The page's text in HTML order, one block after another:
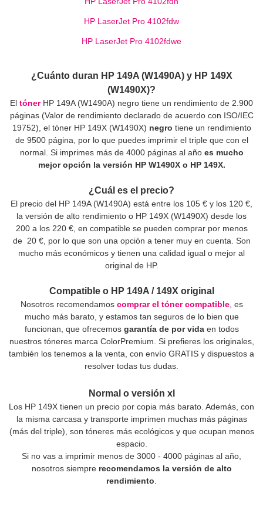
HP LaserJet Pro 4102fdw
HP LaserJet Pro 4102fdwe
¿Cuánto duran HP 149A (W1490A) y HP 149X
(W1490X)?
El tónerHP 149A (W1490A) negro tiene un rendimiento de 2.900
páginas (Valor de rendimiento declarado de acuerdo con ISO/IEC
19752), el tóner HP 149X (W1490X) negro tiene un rendimiento
de 9500 página, por lo que puedes imprimir el triple que con el
normal. Si imprimes más de 4000 páginas al año es mucho
mejor opción la versión HP W1490X o HP 149X.
¿Cuál es el precio?
El precio del HP 149A (W1490A) está entre los 105 € y los 120 €,
la versión de alto rendimiento o HP 149X (W1490X) desde los
200 a los 220 €, en compatible se pueden comprar por menos
de 20 €, por lo que son una opción a tener muy en cuenta. Son
mucho más económicos y tienen una calidad igual o mejor al
original de HP.
Compatible o HP 149A / 149X original
Nosotros recomendamos comprar el tóner compatible, es
mucho más barato, y estamos tan seguros de lo bien que
funcionan, que ofrecemos garantía de por vidaen todos
nuestros tóneres marca ColorPremium. Si prefieres los originales,
también los tenemos a la venta, con envío GRATIS y dispuestos a
resolver todas tus dudas.
Normal o versión xl
Los HP 149X tienen un precio por copia más barato. Además, con
la misma carcasa y transporte imprimen muchas más páginas
(más del triple), son tóneres más ecológicos y que ocupan menos
espacio.
Si no vas a imprimir menos de 3000 - 4000 páginas al año,
nosotros siempre recomendamos la versión de alto
rendimiento.